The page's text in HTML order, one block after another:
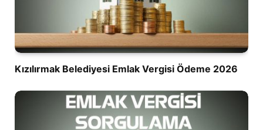
Kızılırmak Belediyesi Emlak Vergisi Ödeme 2026